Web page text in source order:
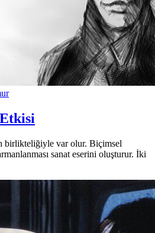
birlikteliğiyle var olur. Biçimsel
sanat eserini oluşturur. İki